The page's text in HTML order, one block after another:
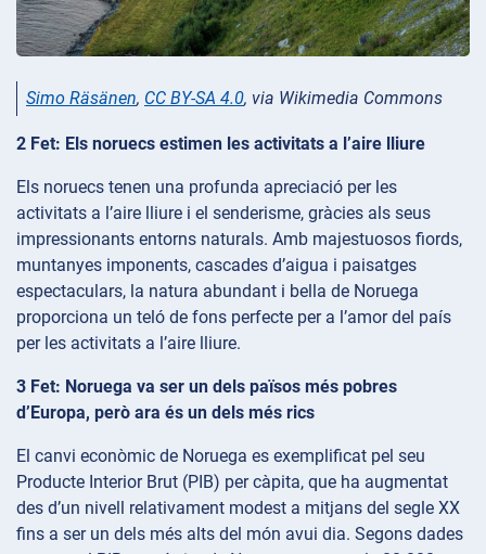
Simo Räsänen, CC BY-SA 4.0, via Wikimedia Commons
2 Fet: Els noruecs estimen les activitats a l’aire lliure
Els noruecs tenen una profunda apreciació per les
activitats a l’aire lliure i el senderisme, gràcies als seus
impressionants entorns naturals. Amb majestuosos fiords,
muntanyes imponents, cascades d’aigua i paisatges
espectaculars, la natura abundant i bella de Noruega
proporciona un teló de fons perfecte per a l’amor del país
per les activitats a l’aire lliure.
3 Fet: Noruega va ser un dels països més pobres
d’Europa, però ara és un dels més rics
El canvi econòmic de Noruega es exemplificat pel seu
Producte Interior Brut (PIB) per càpita, que ha augmentat
des d’un nivell relativament modest a mitjans del segle XX
fins a ser un dels més alts del món avui dia. Segons dades